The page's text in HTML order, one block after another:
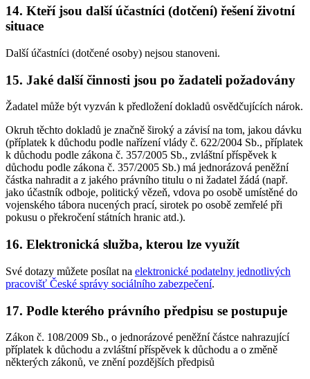
14. Kteří jsou další účastníci (dotčení) řešení životní
situace
Další účastníci (dotčené osoby) nejsou stanoveni.
15. Jaké další činnosti jsou po žadateli požadovány
Žadatel může být vyzván k předložení dokladů osvědčujících nárok.
Okruh těchto dokladů je značně široký a závisí na tom, jakou dávku
(příplatek k důchodu podle nařízení vlády č. 622/2004 Sb., příplatek
k důchodu podle zákona č. 357/2005 Sb., zvláštní příspěvek k
důchodu podle zákona č. 357/2005 Sb.) má jednorázová peněžní
částka nahradit a z jakého právního titulu o ni žadatel žádá (např.
jako účastník odboje, politický vězeň, vdova po osobě umístěné do
vojenského tábora nucených prací, sirotek po osobě zemřelé při
pokusu o překročení státních hranic atd.).
16. Elektronická služba, kterou lze využít
Své dotazy můžete posílat na elektronické podatelny jednotlivých
pracovišť České správy sociálního zabezpečení.
17. Podle kterého právního předpisu se postupuje
Zákon č. 108/2009 Sb., o jednorázové peněžní částce nahrazující
příplatek k důchodu a zvláštní příspěvek k důchodu a o změně
některých zákonů, ve znění pozdějších předpisů